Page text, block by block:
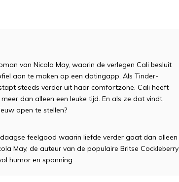
van Nicola May, waarin de verlegen Cali besluit
aan te maken op een datingapp. Als Tinder-
steeds verder uit haar comfortzone. Cali heeft
dan alleen een leuke tijd. En als ze dat vindt,
open te stellen?
feelgood waarin liefde verder gaat dan alleen
May, de auteur van de populaire Britse Cockleberry
humor en spanning.